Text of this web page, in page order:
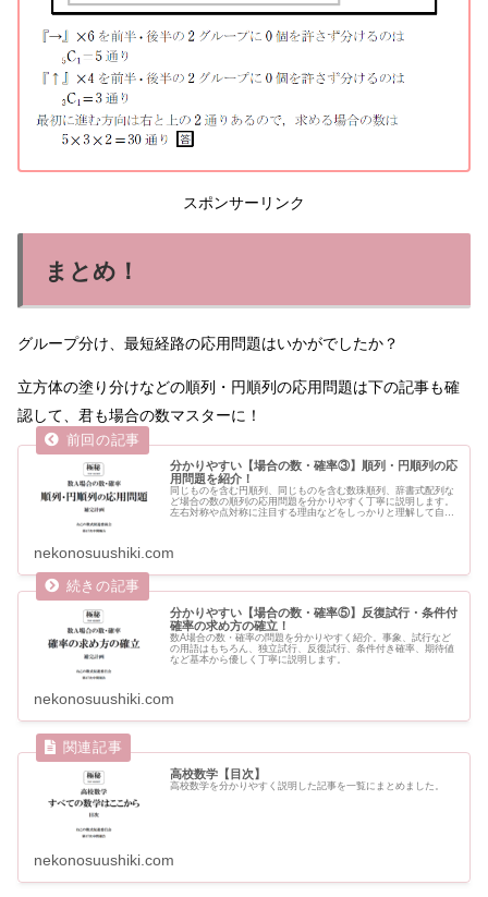
スポンサーリンク
まとめ！
グループ分け、最短経路の応用問題はいかがでしたか？
立方体の塗り分けなどの順列・円順列の応用問題は下の記事も確
認して、君も場合の数マスターに！
分かりやすい【場合の数・確率③】順列・円順列の応
用問題を紹介！
同じものを含む円順列、同じものを含む数珠順列、辞書式配列な
ど場合の数の順列の応用問題を分かりやすく丁寧に説明します。
左右対称や点対称に注目する理由などをしっかりと理解して自分
nekonosuushiki.com
分かりやすい【場合の数・確率⑤】反復試行・条件付
確率の求め方の確立！
数A場合の数・確率の問題を分かりやすく紹介。事象、試行など
の用語はもちろん、独立試行、反復試行、条件付き確率、期待値
など基本から優しく丁寧に説明します。
nekonosuushiki.com
高校数学【目次】
高校数学を分かりやすく説明した記事を一覧にまとめました。
nekonosuushiki.com